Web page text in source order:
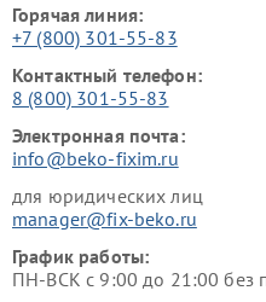
Горячая линия:
+7 (800) 301-55-83
Контактный телефон:
8 (800) 301-55-83
Электронная почта:
info@beko-fixim.ru
для юридических лиц
manager@fix-beko.ru
График работы:
ПН-ВСК с 9:00 до 21:00 без